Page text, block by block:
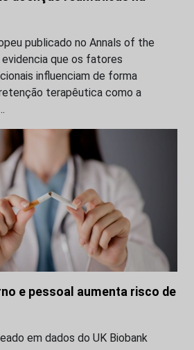
publicado no Annals of the
evidencia que os fatores
influenciam de forma
terapêutica como a
e pessoal aumenta risco de
em dados do UK Biobank